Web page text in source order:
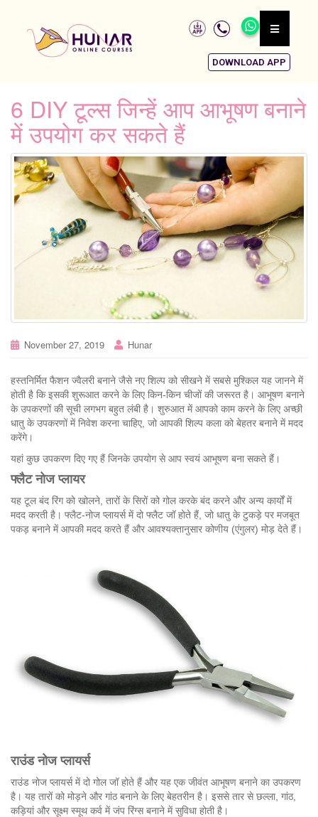
DOWNLOAD APP
6 DIY टूल्स जिन्हें आप आभूषण बनाने
में उपयोग कर सकते हैं
November 27, 2019 Hunar
हस्तनिर्मित फैशन ज्वैलरी बनाने जैसे नए शिल्प को सीखने में सबसे मुश्किल यह जानने में
होती है कि इसकी शुरूआत करने के लिए किन-किन चीजों की जरूरत है। आभूषण बनाने
के उपकरणों की सूची लगभग बहुत लंबी है। शुरुआत में आपको काम करने के लिए अच्छी
धातु के उपकरणों में निवेश करना चाहिए, जो आपकी शिल्प कला को बेहतर बनाने में मदद
करेंगे।
यहां कुछ उपकरण दिए गए हैं जिनके उपयोग से आप स्वयं आभूषण बना सकते हैं।
फ्लैट नोज प्लायर
यह टूल बंद रिंग को खोलने, तारों के सिरों को गोल करके बंद करने और अन्य कार्यों में
मदद करती है। फ्लैट-नोज प्लायर्स में दो फ्लैट जॉ होते हैं, जो धातु के टुकड़े पर मजबूत
पकड़ बनाने में आपकी मदद करते हैं और आवश्यक्तानुसार कोणीय (एंगुलर) मोड़ देते हैं।
राउंड नोज प्लायर्स
राउंड नोज प्लायर्स में दो गोल जॉ होते हैं और यह एक जीवंत आभूषण बनाने का उपकरण
है। यह तारों को मोड़ने और गांठ बनाने के लिए बेहतरीन है। इससे तार से छल्ला, गांठ,
कड़ियां और सूक्ष्म स्मूथ कर्व में जंप रिंग्स बनाने में सुविधा होती है।